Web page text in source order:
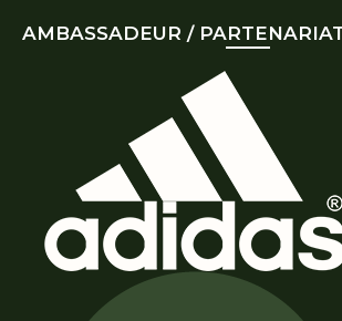
AMBASSADEUR /